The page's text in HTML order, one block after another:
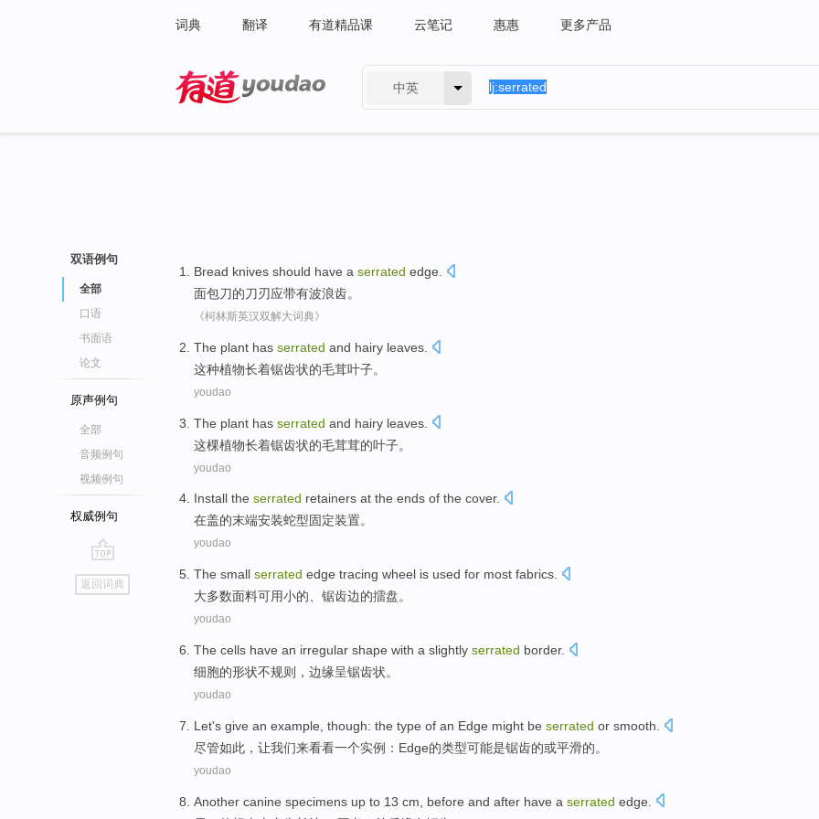
词典 翻译 有道精品课 云笔记 惠惠 更多产品
中英
双语例句
全部
口语
书面语
论文
原声例句
全部
音频例句
视频例句
权威例句
go
top
返回词典
Bread knives should have a serrated edge.
面包刀的刀刃 应带有波浪齿。
《柯林斯英汉双解大词典》
The plant has serrated and hairy leaves
这种植物长着锯齿状的毛茸叶子。
youdao
The plant has serrated and hairy leaves
这棵植物长着锯齿状的毛茸茸的叶子。
youdao
Install the serrated retainers at the ends of the cover.
在盖的末端安装蛇型固定装置。
youdao
The small serrated edge tracing wheel is used for most fabrics
大多数面料可用小的 锯齿边的擂盘。
youdao
The cells have an irregular shape with a slightly serrated border.
细胞的形状不规则， 边缘呈锯齿状。
youdao
Let's give an example though: the type of an Edge might be serrated or smooth
尽管如此 ， 让我们来看看一个实例 ： Edge的类型可能是锯齿的或平滑的。
youdao
Another canine specimens up to 13 cm before and after have a serrated edge